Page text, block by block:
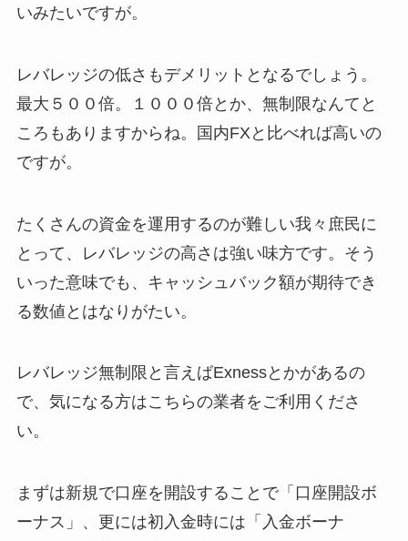
いみたいですが。
レバレッジの低さもデメリットとなるでしょう。
最大５００倍。１０００倍とか、無制限なんてと
ころもありますからね。国内FXと比べれば高いの
ですが。
たくさんの資金を運用するのが難しい我々庶民に
とって、レバレッジの高さは強い味方です。そう
いった意味でも、キャッシュバック額が期待でき
る数値とはなりがたい。
レバレッジ無制限と言えばExnessとかがあるの
で、気になる方はこちらの業者をご利用くださ
い。
まずは新規で口座を開設することで「口座開設ボ
ーナス」、更には初入金時には「入金ボーナ